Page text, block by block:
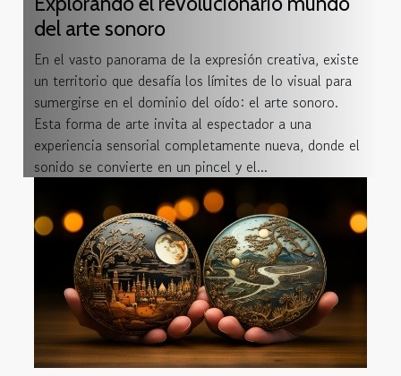
del arte sonoro
En el vasto panorama de la expresión creativa, existe
un territorio que desafía los límites de lo visual para
sumergirse en el dominio del oído: el arte sonoro.
Esta forma de arte invita al espectador a una
experiencia sensorial completamente nueva, donde el
sonido se convierte en un pincel y el...